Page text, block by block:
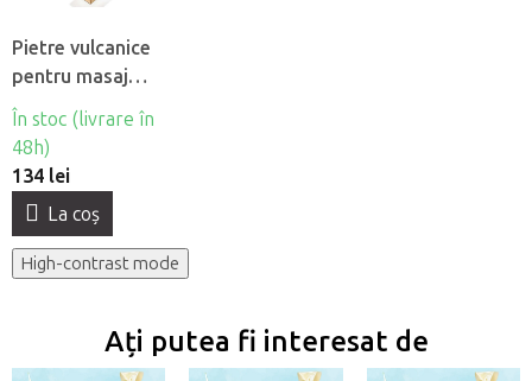
Pietre vulcanice
pentru masaj
Fabulo Large, 8
buc
În stoc (livrare în
48h)
134 lei
La coş
High-contrast mode
Ați putea fi interesat de